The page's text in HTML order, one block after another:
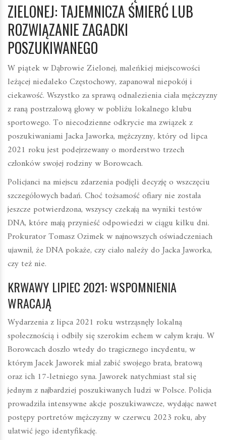
ZIELONEJ: TAJEMNICZA ŚMIERĆ LUB
ROZWIĄZANIE ZAGADKI
POSZUKIWANEGO
W piątek w Dąbrowie Zielonej, maleńkiej miejscowości
leżącej niedaleko Częstochowy, zapanował niepokój i
ciekawość. Wszystko za sprawą odnalezienia ciała mężczyzny
z raną postrzałową głowy w pobliżu lokalnego klubu
sportowego. To niecodzienne odkrycie ma związek z
poszukiwaniami Jacka Jaworka, mężczyzny, który od lipca
2021 roku jest podejrzewany o morderstwo trzech
członków swojej rodziny w Borowcach.
Policjanci na miejscu zdarzenia podjęli decyzję o wszczęciu
szczegółowych badań. Choć tożsamość ofiary nie została
jeszcze potwierdzona, wszyscy czekają na wyniki testów
DNA, które mają przynieść odpowiedzi w ciągu kilku dni.
Prokurator Tomasz Ozimek w najnowszych oświadczeniach
ujawnił, że DNA pokaże, czy ciało należy do Jacka Jaworka,
czy też nie.
KRWAWY LIPIEC 2021: WSPOMNIENIA
WRACAJĄ
Wydarzenia z lipca 2021 roku wstrząsnęły lokalną
społecznością i odbiły się szerokim echem w całym kraju. W
Borowcach doszło wtedy do tragicznego incydentu, w
którym Jacek Jaworek miał zabić swojego brata, bratową
oraz ich 17-letniego syna. Jaworek natychmiast stał się
jednym z najbardziej poszukiwanych ludzi w Polsce. Policja
prowadziła intensywne akcje poszukiwawcze, wydając nawet
postępy portretów mężczyzny w czerwcu 2023 roku, aby
ułatwić jego identyfikację.